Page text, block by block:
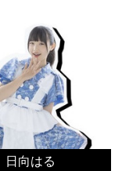
日向はる